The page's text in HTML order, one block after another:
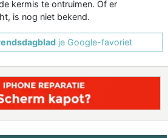
kermis te ontruimen. Of er
is nog niet bekend.
je Google-favoriet